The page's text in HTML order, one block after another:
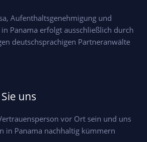
Aufenthaltsgenehmigung und
Panama erfolgt ausschließlich durch
deutschsprachigen Partneranwälte
uns
vor Ort sein und uns
in Panama nachhaltig kümmern